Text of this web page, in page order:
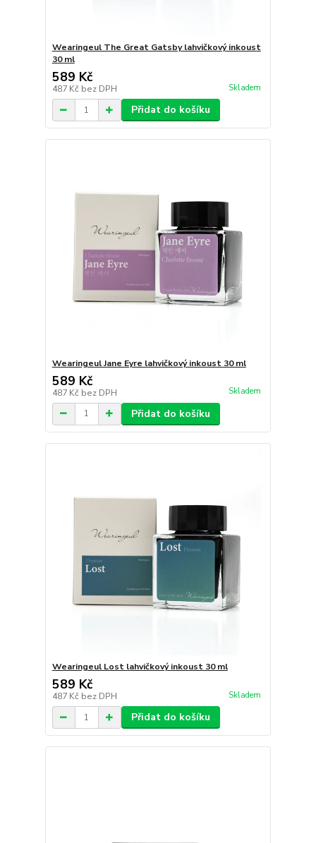
Wearingeul The Great Gatsby lahvičkový inkoust
30 ml
589 Kč
487 Kč bez DPH Skladem
Přidat do košíku
Wearingeul Jane Eyre lahvičkový inkoust 30 ml
589 Kč
487 Kč bez DPH Skladem
Přidat do košíku
Wearingeul Lost lahvičkový inkoust 30 ml
589 Kč
487 Kč bez DPH Skladem
Přidat do košíku